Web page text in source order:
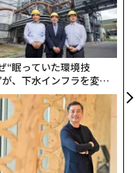
“眠っていた環境技
が、下水インフラを変え
か──産総研×月島JFE
アソリューションの10年